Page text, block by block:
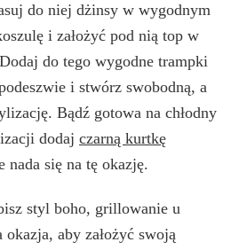
do niej dżinsy w wygodnym
i założyć pod nią top w
do tego wygodne trampki
i stwórz swobodną, a
Bądź gotowa na chłodny
dodaj czarną kurtkę
nada się na tę okazję.
styl boho, grillowanie u
okazja, aby założyć swoją